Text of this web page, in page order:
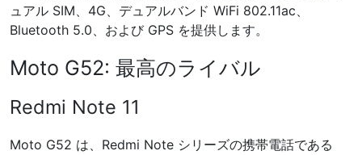
ュアル SIM、4G、デュアルバンド WiFi 802.11ac、
Bluetooth 5.0、および GPS を提供します。
Moto G52: 最高のライバル
Redmi Note 11
Moto G52 は、Redmi Note シリーズの携帯電話である